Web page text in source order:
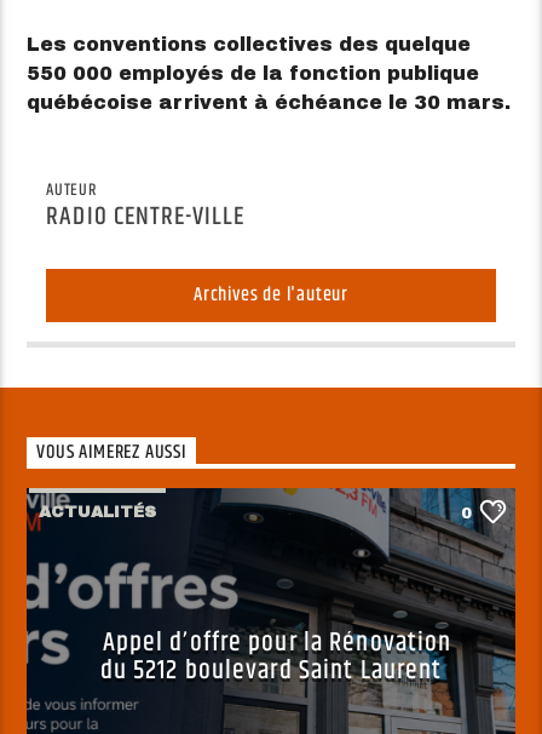
Les conventions collectives des quelque
550 000 employés de la fonction publique
québécoise arrivent à échéance le 30 mars.
AUTEUR
RADIO CENTRE-VILLE
Archives de l'auteur
VOUS AIMEREZ AUSSI
ACTUALITÉS 0
Appel d’offre pour la Rénovation
du 5212 boulevard Saint Laurent